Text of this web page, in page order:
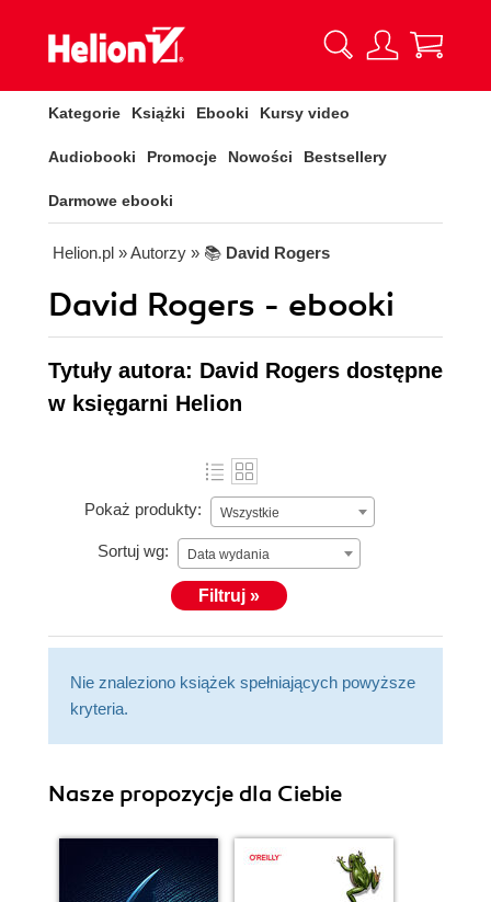
Kategorie Książki Ebooki Kursy video
Audiobooki Promocje Nowości Bestsellery
Darmowe ebooki
Helion.pl » Autorzy » 📚 David Rogers
David Rogers - ebooki
Tytuły autora: David Rogers dostępne
w księgarni Helion
Pokaż produkty: Wszystkie
Sortuj wg: Data wydania
Filtruj »
Nie znaleziono książek spełniających powyższe
kryteria.
Nasze propozycje dla Ciebie